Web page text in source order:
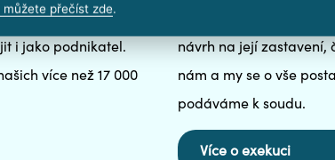
insolvence, tedy
i jako podnikatel.
více než 17 000
Zastavte exekuci co
návrh na její zastavení,
nám a my se o vše
podáváme k soudu.
Více o exekuci
můžete přečíst zde.